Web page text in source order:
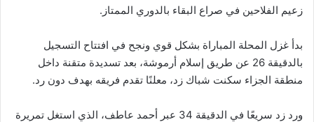
زعيم الفلاحين في صراع البقاء بالدوري الممتاز.
بدأ غزل المحلة المباراة بشكل قوي ونجح في افتتاح التسجيل
بالدقيقة 26 عن طريق إسلام أرموشة، بعد تسديدة متقنة داخل
منطقة الجزاء سكنت شباك زد، معلنًا تقدم فريقه بهدف دون رد.
ورد زد سريعًا في الدقيقة 34 عبر أحمد عاطف، الذي استغل تمريرة